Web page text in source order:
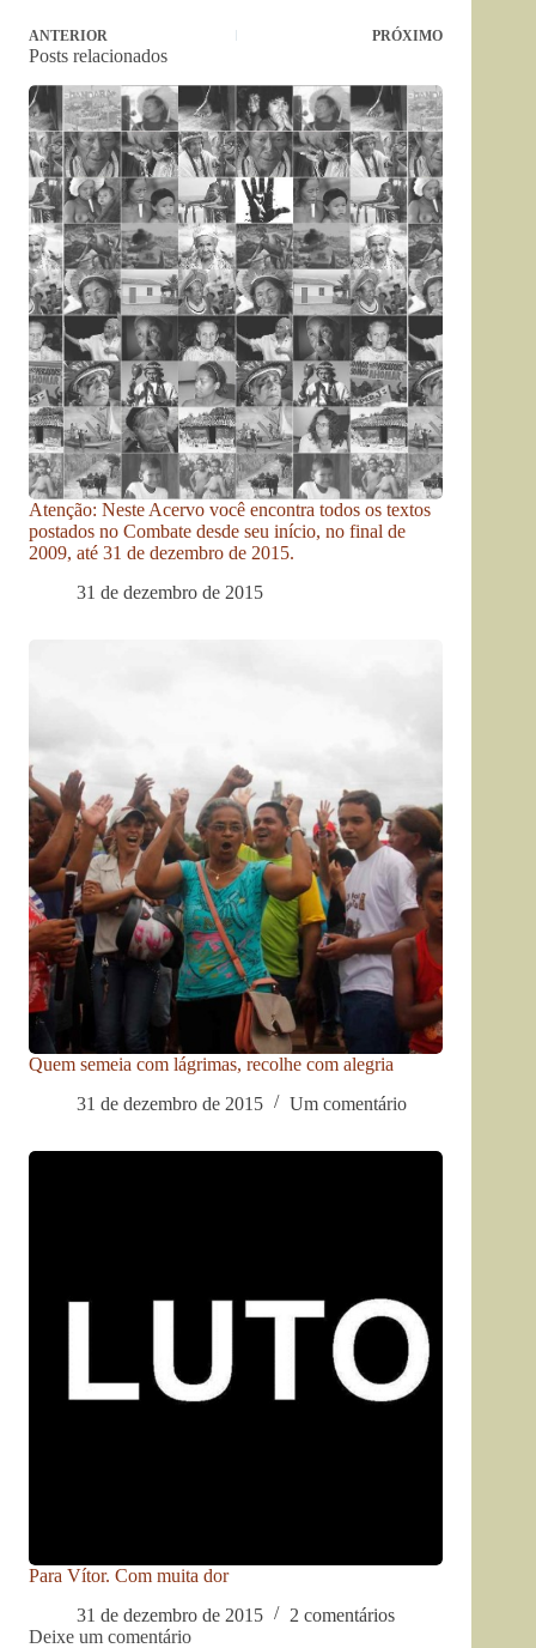
ANTERIOR PRÓXIMO
Posts relacionados
Atenção: Neste Acervo você encontra todos os textos
postados no Combate desde seu início, no final de
2009, até 31 de dezembro de 2015.
31 de dezembro de 2015
Quem semeia com lágrimas, recolhe com alegria
31 de dezembro de 2015
Um comentário
Para Vítor. Com muita dor
31 de dezembro de 2015
2 comentários
Deixe um comentário